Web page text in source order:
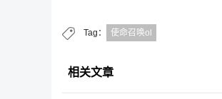
Tag： 使命召唤ol
相关文章